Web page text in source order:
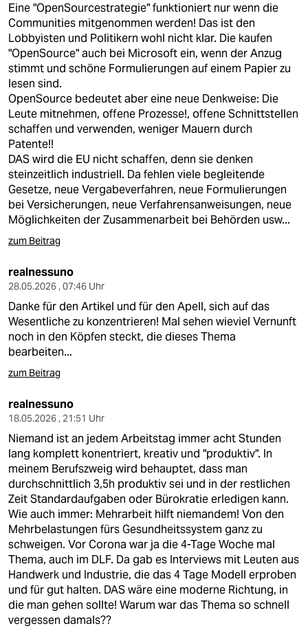
Eine "OpenSourcestrategie" funktioniert nur wenn die
Communities mitgenommen werden! Das ist den
Lobbyisten und Politikern wohl nicht klar. Die kaufen
"OpenSource" auch bei Microsoft ein, wenn der Anzug
stimmt und schöne Formulierungen auf einem Papier zu
lesen sind.
OpenSource bedeutet aber eine neue Denkweise: Die
Leute mitnehmen, offene Prozesse!, offene Schnittstellen
schaffen und verwenden, weniger Mauern durch
Patente!!
DAS wird die EU nicht schaffen, denn sie denken
steinzeitlich industriell. Da fehlen viele begleitende
Gesetze, neue Vergabeverfahren, neue Formulierungen
bei Versicherungen, neue Verfahrensanweisungen, neue
Möglichkeiten der Zusammenarbeit bei Behörden usw...
zum Beitrag
realnessuno
28.05.2026 , 07:46 Uhr
Danke für den Artikel und für den Apell, sich auf das
Wesentliche zu konzentrieren! Mal sehen wieviel Vernunft
noch in den Köpfen steckt, die dieses Thema
bearbeiten...
zum Beitrag
realnessuno
18.05.2026 , 21:51 Uhr
Niemand ist an jedem Arbeitstag immer acht Stunden
lang komplett konentriert, kreativ und "produktiv". In
meinem Berufszweig wird behauptet, dass man
durchschnittlich 3,5h produktiv sei und in der restlichen
Zeit Standardaufgaben oder Bürokratie erledigen kann.
Wie auch immer: Mehrarbeit hilft niemandem! Von den
Mehrbelastungen fürs Gesundheitssystem ganz zu
schweigen. Vor Corona war ja die 4-Tage Woche mal
Thema, auch im DLF. Da gab es Interviews mit Leuten aus
Handwerk und Industrie, die das 4 Tage Modell erproben
und für gut halten. DAS wäre eine moderne Richtung, in
die man gehen sollte! Warum war das Thema so schnell
vergessen damals??